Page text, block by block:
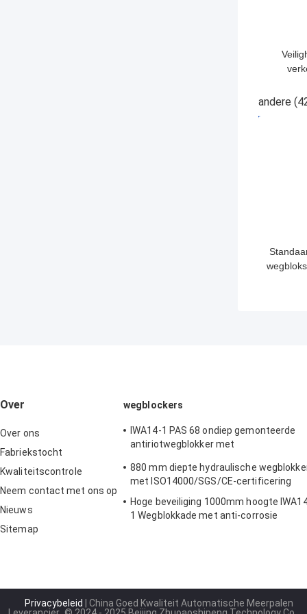
voor
andere
Over
Over ons
Fabriekstocht
Kwaliteitscontrole
Neem contact met ons op
Nieuws
Sitemap
wegblockers
IWA14-1 PAS 68 ondiep gemonteerde
antiriotwegblokker met
880 mm diepte hydraulische
met ISO14000/SGS/CE-certificering
Hoge beveiliging 1000mm hoogte
1 Wegblokkade met anti-corrosie
Privacybeleid | China Goed Kwaliteit Automatische Meerpalen